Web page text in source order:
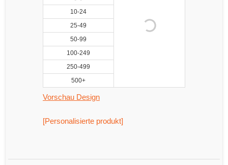
10-24
25-49
50-99
100-249
250-499
500+
Vorschau Design
[Personalisierte produkt]